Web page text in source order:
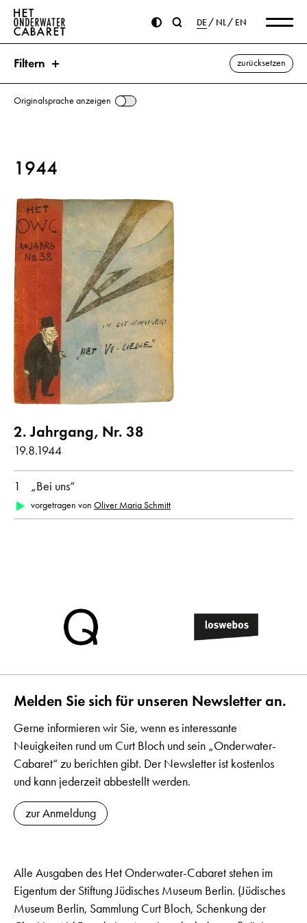
DE NL EN
Filtern zurücksetzen
Pünktlichkeit ⌫
Deutschland Gott Kaffee Sauberkeit
alle anzeigen
Gedichte mit Audiobeitrag
Jahr
alle 1944
Originalsprache
Originalsprache anzeigen
1944
2. Jahrgang, Nr. 38
19.8.1944
1 „Bei uns“
vorgetragen von Oliver Maria Schmitt
Melden Sie sich für unseren Newsletter an.
Gerne informieren wir Sie, wenn es interessante
Neuigkeiten rund um Curt Bloch und sein „Onderwater-
Cabaret“ zu berichten gibt. Der Newsletter ist kostenlos
und kann jederzeit abbestellt werden.
zur Anmeldung
Alle Ausgaben des Het Onderwater-Cabaret stehen im
Eigentum der Stiftung Jüdisches Museum Berlin. (Jüdisches
Museum Berlin, Sammlung Curt Bloch, Schenkung der